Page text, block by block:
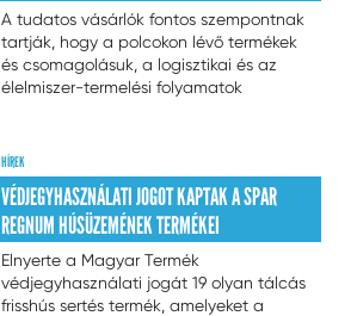
A tudatos vásárlók fontos szempontnak
tartják, hogy a polcokon lévő termékek
és csomagolásuk, a logisztikai és az
élelmiszer-termelési folyamatok
tanúsítsák - ez derült ki a hazai
üzletlánc megrendelésére készült átfogó
év eleji ...
HÍREK
VÉDJEGYHASZNÁLATI JOGOT KAPTAK A SPAR
REGNUM HÚSÜZEMÉNEK TERMÉKEI
Elnyerte a Magyar Termék
védjegyhasználati jogát 19 olyan tálcás
frisshús sertés termék, amelyeket a